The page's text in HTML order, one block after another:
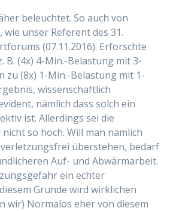
beleuchtet. So auch von
unser Referent des 31.
(07.11.2016). Erforschte
B. (4x) 4-Min.-Belastung mit 3-
zu (8x) 1-Min.-Belastung mit 1-
wissenschaftlich
nämlich dass solch ein
ist. Allerdings sei die
so hoch. Will man nämlich
überstehen, bedarf
Auf- und Abwärmarbeit.
ein echter
Grunde wird wirklichen
wir) Normalos eher von diesem